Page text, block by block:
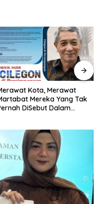
Kota, Merawat
Mereka Yang Tak
DiSebut Dalam
Persimpangan”